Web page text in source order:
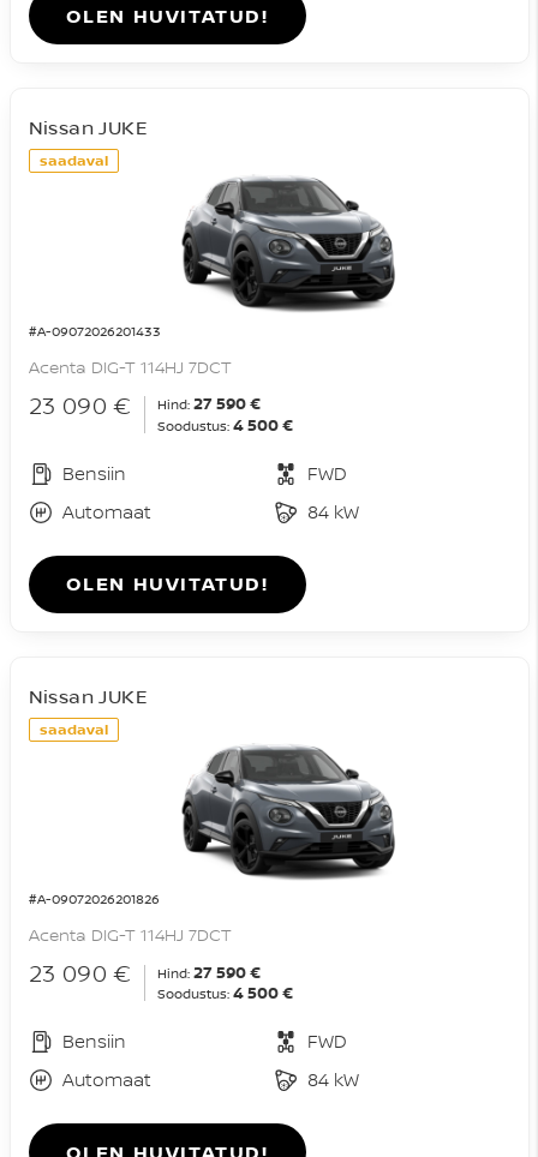
OLEN HUVITATUD!
saadaval
#A-09072026201433
Nissan JUKE
Acenta DIG-T 114HJ 7DCT
23 090 € Hind: 27 590 €
Soodustus: 4 500 €
Bensiin
FWD
Automaat
84 kW
OLEN HUVITATUD!
saadaval
#A-09072026201826
Nissan JUKE
Acenta DIG-T 114HJ 7DCT
23 090 € Hind: 27 590 €
Soodustus: 4 500 €
Bensiin
FWD
Automaat
84 kW
OLEN HUVITATUD!